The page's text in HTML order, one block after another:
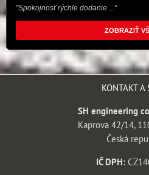
"Spokojnosť rýchle dodanie...."
ZOBRAZIŤ
KONTAKT A
SH engineering
Kaprova 42/14,
Česká
IČ DPH: